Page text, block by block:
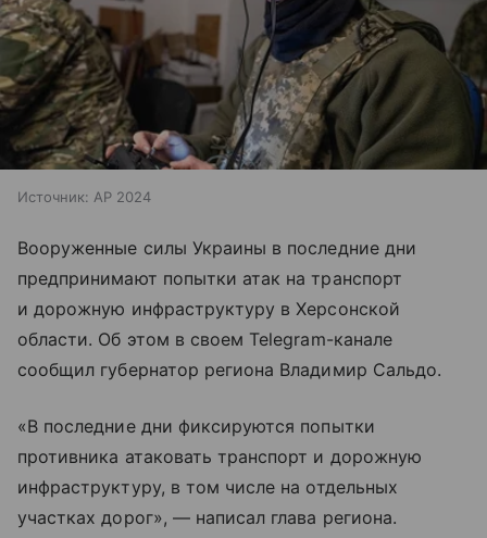
Источник: AP 2024
Вооруженные силы Украины в последние дни
предпринимают попытки атак на транспорт
и дорожную инфраструктуру в Херсонской
области. Об этом в своем Telegram-канале
сообщил губернатор региона Владимир Сальдо.
«В последние дни фиксируются попытки
противника атаковать транспорт и дорожную
инфраструктуру, в том числе на отдельных
участках дорог», — написал глава региона.